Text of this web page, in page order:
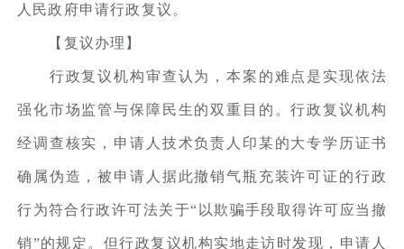
人民政府申请行政复议。
【复议办理】
行政复议机构审查认为，本案的难点是实现依法
强化市场监管与保障民生的双重目的。行政复议机构
经调查核实，申请人技术负责人印某的大专学历证书
确属伪造，被申请人据此撤销气瓶充装许可证的行政
行为符合行政许可法关于“以欺骗手段取得许可应当撤
销”的规定。但行政复议机构实地走访时发现，申请人